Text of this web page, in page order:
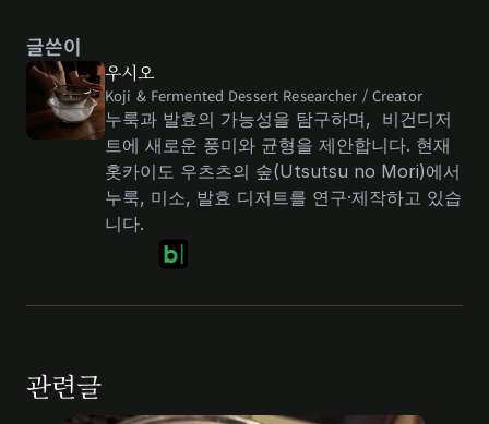
글쓴이
우시오
Koji & Fermented Dessert Researcher / Creator
누룩과 발효의 가능성을 탐구하며,  비건디저
트에 새로운 풍미와 균형을 제안합니다. 현재
홋카이도 우츠츠의 숲(Utsutsu no Mori)에서
누룩, 미소, 발효 디저트를 연구·제작하고 있습
니다.
관련글